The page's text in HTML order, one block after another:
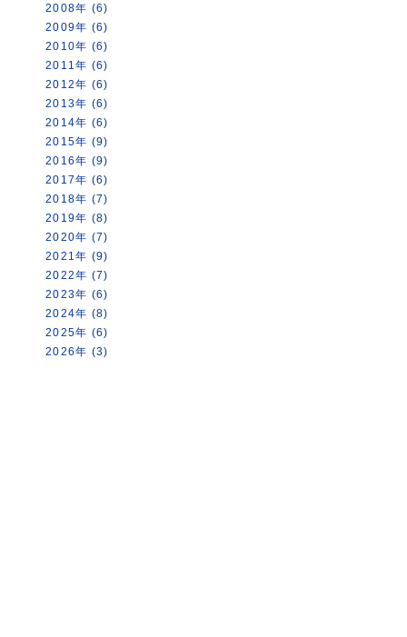
2008年 (6)
2009年 (6)
2010年 (6)
2011年 (6)
2012年 (6)
2013年 (6)
2014年 (6)
2015年 (9)
2016年 (9)
2017年 (6)
2018年 (7)
2019年 (8)
2020年 (7)
2021年 (9)
2022年 (7)
2023年 (6)
2024年 (8)
2025年 (6)
2026年 (3)